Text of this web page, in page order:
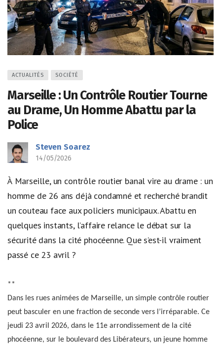
ACTUALITÉS SOCIÉTÉ
Marseille : Un Contrôle Routier Tourne
au Drame, Un Homme Abattu par la
Police
Steven Soarez
14/05/2026
À Marseille, un contrôle routier banal vire au drame : un
homme de 26 ans déjà condamné et recherché brandit
un couteau face aux policiers municipaux. Abattu en
quelques instants, l’affaire relance le débat sur la
sécurité dans la cité phocéenne. Que s’est-il vraiment
passé ce 23 avril ?
**
Dans les rues animées de Marseille, un simple contrôle routier
peut basculer en une fraction de seconde vers l’irréparable. Ce
jeudi 23 avril 2026, dans le 11e arrondissement de la cité
phocéenne, sur le boulevard des Libérateurs, un jeune homme